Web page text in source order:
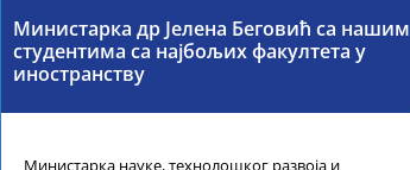
Министарка др Јелена Беговић са нашим
студентима са најбољих факултета у
иностранству
Министарка науке, технолошког развоја и